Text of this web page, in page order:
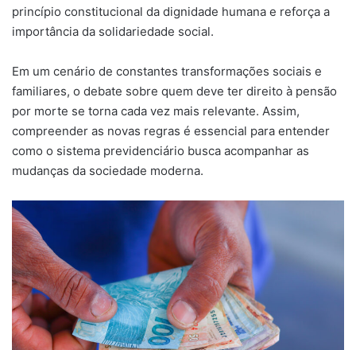
princípio constitucional da dignidade humana e reforça a
importância da solidariedade social.
Em um cenário de constantes transformações sociais e
familiares, o debate sobre quem deve ter direito à pensão
por morte se torna cada vez mais relevante. Assim,
compreender as novas regras é essencial para entender
como o sistema previdenciário busca acompanhar as
mudanças da sociedade moderna.